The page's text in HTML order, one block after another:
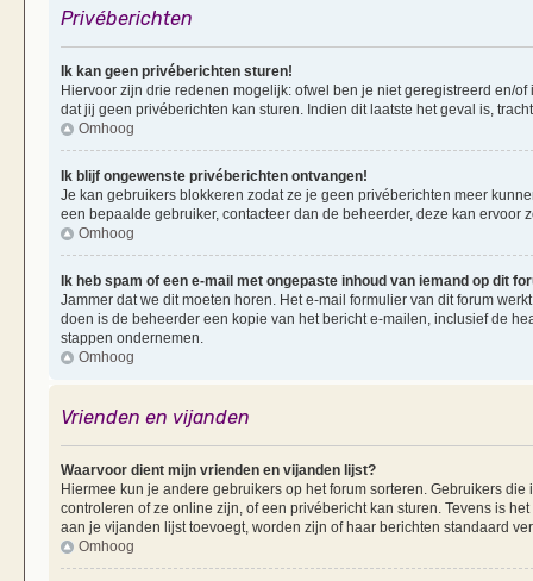
Privéberichten
Ik kan geen privéberichten sturen!
Hiervoor zijn drie redenen mogelijk: ofwel ben je niet geregistreerd en/
dat jij geen privéberichten kan sturen. Indien dit laatste het geval is,
Omhoog
Ik blijf ongewenste privéberichten ontvangen!
Je kan gebruikers blokkeren zodat ze je geen privéberichten meer
een bepaalde gebruiker, contacteer dan de beheerder, deze kan ervoor
Omhoog
Ik heb spam of een e-mail met ongepaste inhoud van iemand op dit
Jammer dat we dit moeten horen. Het e-mail formulier van dit forum
doen is de beheerder een kopie van het bericht e-mailen, inclusief de
stappen ondernemen.
Omhoog
Vrienden en vijanden
Waarvoor dient mijn vrienden en vijanden lijst?
Hiermee kun je andere gebruikers op het forum sorteren. Gebruikers
controleren of ze online zijn, of een privébericht kan sturen. Tevens is
aan je vijanden lijst toevoegt, worden zijn of haar berichten standaard
Omhoog